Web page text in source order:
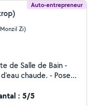
Auto-entrepreneur
Zi)
de Salle de Bain -
chaude. - Pose
- Pose de
: 5/5